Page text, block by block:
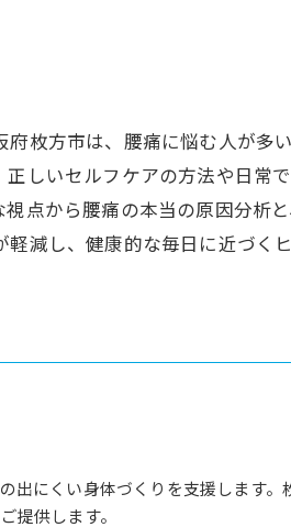
枚方市は、腰痛に悩む人が多
しいセルフケアの方法や日常
点から腰痛の本当の原因分析
減し、健康的な毎日に近づく
出にくい身体づくりを支援します。
提供します。